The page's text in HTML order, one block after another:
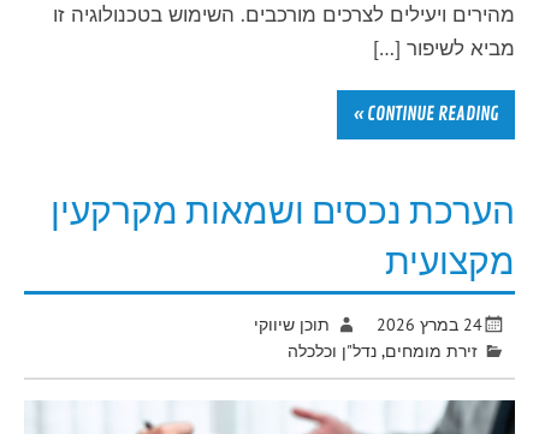
מהירים ויעילים לצרכים מורכבים. השימוש בטכנולוגיה זו
מביא לשיפור […]
CONTINUE READING »
הערכת נכסים ושמאות מקרקעין
מקצועית
24 במרץ 2026
תוכן שיווקי
זירת מומחים,נדל"ן וכלכלה